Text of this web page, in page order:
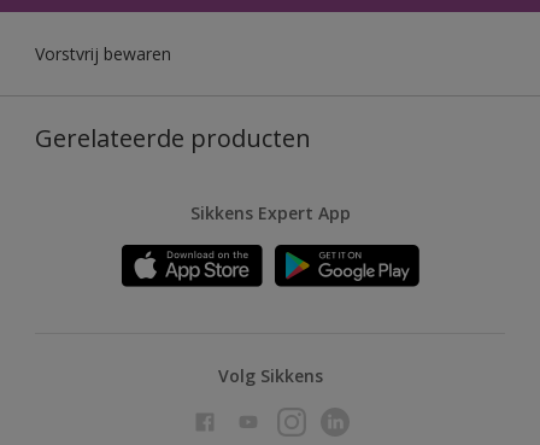
Vorstvrij bewaren
Gerelateerde producten
Sikkens Expert App
Volg Sikkens